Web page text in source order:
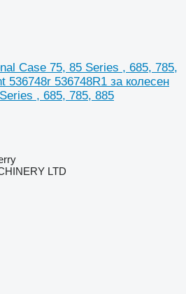
Case 75, 85 Series , 685, 785,
536748r 536748R1 за колесен
, 685, 785, 885
LTD